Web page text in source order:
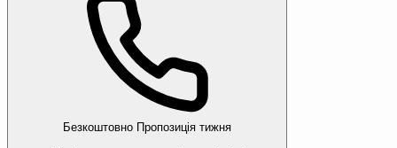
Безкоштовно Пропозиція тижня